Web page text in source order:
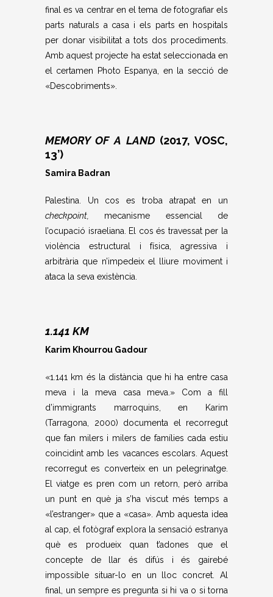
final es va centrar en el tema de fotografiar els
parts naturals a casa i els parts en hospitals
per donar visibilitat a tots dos procediments.
Amb aquest projecte ha estat seleccionada en
el certamen Photo Espanya, en la secció de
«Descobriments».
MEMORY OF A LAND (2017, VOSC,
13’)
Samira Badran
Palestina. Un cos es troba atrapat en un
checkpoint
mecanisme essencial de
l’ocupació israeliana. El cos és travessat per la
violència estructural i física, agressiva i
arbitrària que n’impedeix el lliure moviment i
ataca la seva existència.
1.141 KM
Karim Khourrou Gadour
«1.141 km és la distància que hi ha entre casa
meva i la meva casa meva.» Com a fill
d’immigrants marroquins, en Karim
(Tarragona, 2000) documenta el recorregut
que fan milers i milers de famílies cada estiu
coincidint amb les vacances escolars. Aquest
recorregut es converteix en un pelegrinatge.
El viatge es pren com un retorn, però arriba
un punt en què ja s’ha viscut més temps a
«l’estranger» que a «casa». Amb aquesta idea
al cap, el fotògraf explora la sensació estranya
què es produeix quan t’adones que el
concepte de llar és difús i és gairebé
impossible situar-lo en un lloc concret. Al
final, un sempre es pregunta si hi va o si torna